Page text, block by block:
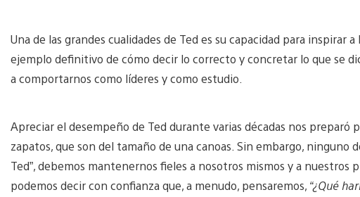
Una de las grandes cualidades de Ted es su capacidad para inspirar
ejemplo definitivo de cómo decir lo correcto y concretar lo que se
a comportarnos como líderes y como estudio.
Apreciar el desempeño de Ted durante varias décadas nos preparó
zapatos, que son del tamaño de una canoas. Sin embargo, ninguno
Ted”, debemos mantenernos fieles a nosotros mismos y a nuestros
podemos decir con confianza que, a menudo, pensaremos, “¿Qué